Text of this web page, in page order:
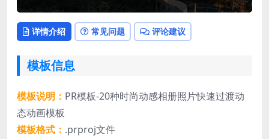
详情介绍 常见问题 评论建议
模板信息
模板说明： PR模板-20种时尚动感相册照片快速过渡动
态动画模板
模板格式： .prproj文件